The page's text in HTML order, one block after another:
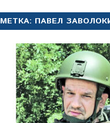
МЕТКА: ПАВЕЛ